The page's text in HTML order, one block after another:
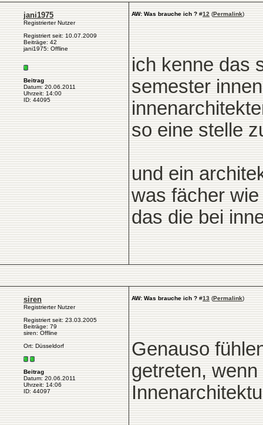
jani1975
Registrierter Nutzer
Registriert seit: 10.07.2009
Beiträge: 42
jani1975: Offline
Beitrag
Datum: 20.06.2011
Uhrzeit: 14:00
ID: 44095
AW: Was brauche ich ? #12 (Permalink)
ich kenne das
semester
so eine stelle
und ein
was fächer
das die bei
siren
Registrierter Nutzer
Registriert seit: 23.03.2005
Beiträge: 79
siren: Offline
Ort: Düsseldorf
Beitrag
Datum: 20.06.2011
Uhrzeit: 14:06
ID: 44097
AW: Was brauche ich ? #13 (Permalink)
Genauso
getreten,